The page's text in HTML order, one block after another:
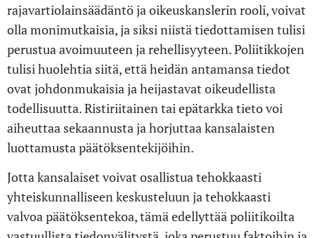
rajavartiolainsäädäntö ja oikeuskanslerin rooli, voivat
olla monimutkaisia, ja siksi niistä tiedottamisen tulisi
perustua avoimuuteen ja rehellisyyteen. Poliitikkojen
tulisi huolehtia siitä, että heidän antamansa tiedot
ovat johdonmukaisia ja heijastavat oikeudellista
todellisuutta. Ristiriitainen tai epätarkka tieto voi
aiheuttaa sekaannusta ja horjuttaa kansalaisten
luottamusta päätöksentekijöihin.
Jotta kansalaiset voivat osallistua tehokkaasti
yhteiskunnalliseen keskusteluun ja tehokkaasti
valvoa päätöksentekoa, tämä edellyttää poliitikoilta